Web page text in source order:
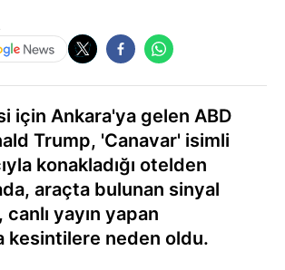
için Ankara'ya gelen ABD
Trump, 'Canavar' isimli
konakladığı otelden
araçta bulunan sinyal
canlı yayın yapan
kesintilere neden oldu.